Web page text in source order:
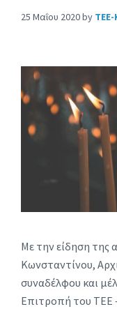
25 Μαΐου 2020by
Με την είδηση της
Κωνσταντίνου,
συναδέλφου και
Επιτροπή του ΤΕΕ